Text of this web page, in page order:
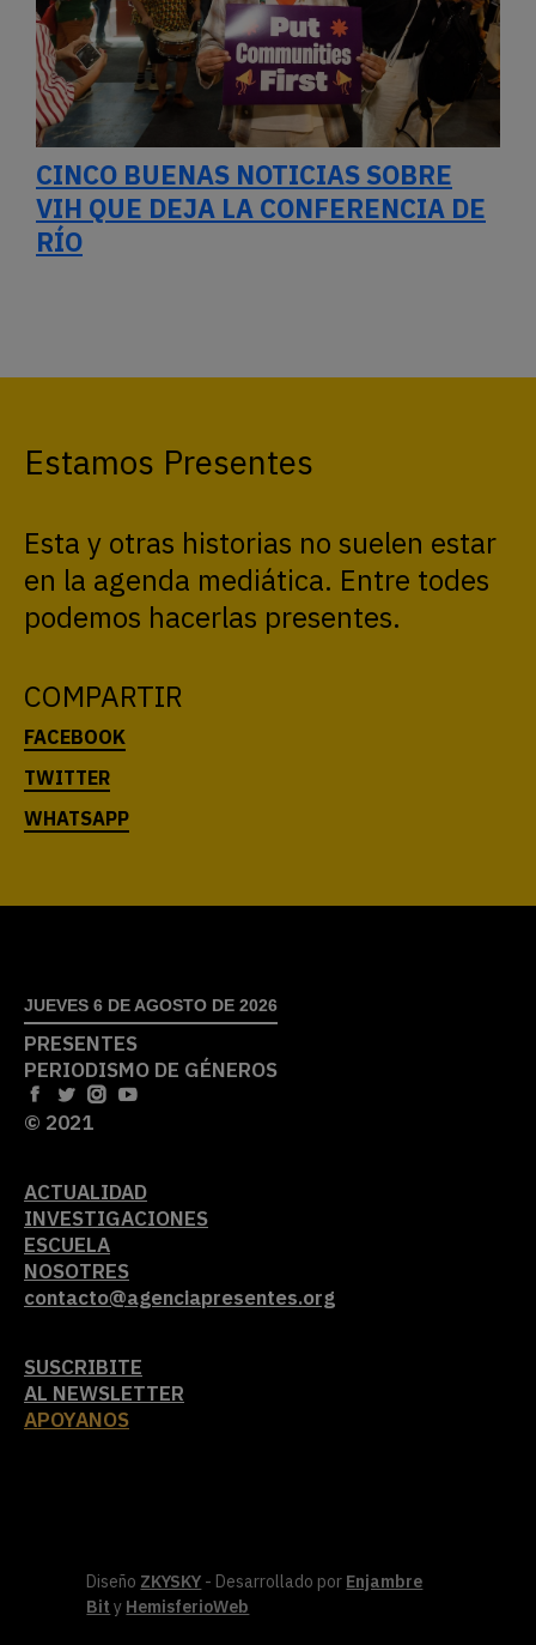
CINCO BUENAS NOTICIAS SOBRE
VIH QUE DEJA LA CONFERENCIA DE
RÍO
Estamos Presentes
Esta y otras historias no suelen estar
en la agenda mediática. Entre todes
podemos hacerlas presentes.
COMPARTIR
JUEVES 6 DE AGOSTO DE 2026
PRESENTES
PERIODISMO DE GÉNEROS
© 2021
ACTUALIDAD
INVESTIGACIONES
ESCUELA
NOSOTRES
contacto@agenciapresentes.org
SUSCRIBITE
AL NEWSLETTER
APOYANOS
Diseño ZKYSKY - Desarrollado por Enjambre
Bit y HemisferioWeb